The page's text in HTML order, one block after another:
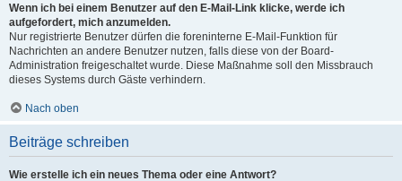
Wenn ich bei einem Benutzer auf den E-Mail-Link klicke, werde ich
aufgefordert, mich anzumelden.
Nur registrierte Benutzer dürfen die foreninterne E-Mail-Funktion für
Nachrichten an andere Benutzer nutzen, falls diese von der Board-
Administration freigeschaltet wurde. Diese Maßnahme soll den Missbrauch
dieses Systems durch Gäste verhindern.
Nach oben
Beiträge schreiben
Wie erstelle ich ein neues Thema oder eine Antwort?